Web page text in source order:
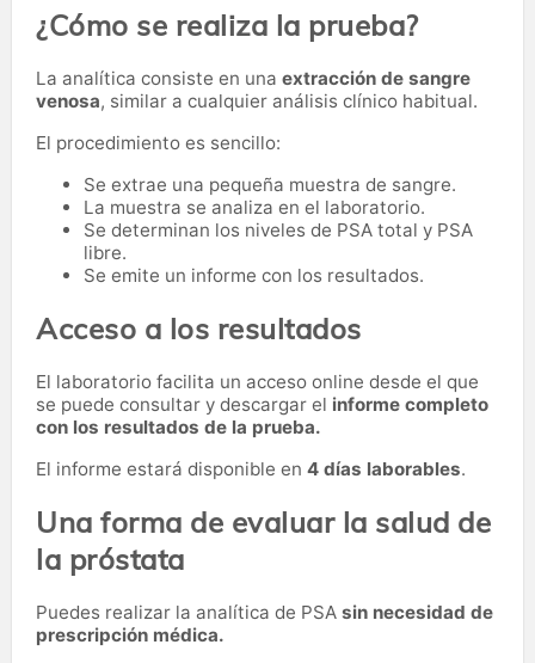
¿Cómo se realiza la prueba?
La analítica consiste en una extracción de sangre
venosa, similar a cualquier análisis clínico habitual.
El procedimiento es sencillo:
Se extrae una pequeña muestra de sangre.
La muestra se analiza en el laboratorio.
Se determinan los niveles de PSA total y PSA
libre.
Se emite un informe con los resultados.
Acceso a los resultados
El laboratorio facilita un acceso online desde el que
se puede consultar y descargar el informe completo
con los resultados de la prueba.
El informe estará disponible en 4 días laborables.
Una forma de evaluar la salud de
la próstata
Puedes realizar la analítica de PSA sin necesidad de
prescripción médica.